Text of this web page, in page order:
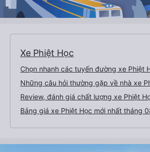
Xe Phiệt Học
Chọn nhanh các tuyến đường xe Phiệt
Những câu hỏi thường gặp về nhà xe
Review, đánh giá chất lượng xe Phiệt
Bảng giá xe Phiệt Học mới nhất tháng